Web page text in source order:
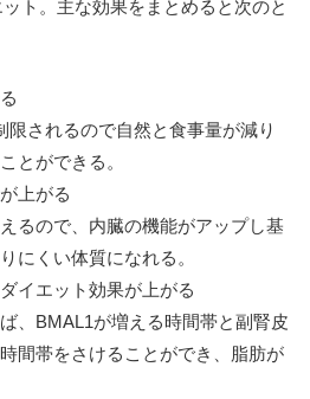
ト。主な効果をまとめると次のと
限されるので自然と食事量が減り
とができる。
上がる
るので、内臓の機能がアップし基
にくい体質になれる。
イエット効果が上がる
、BMAL1が増える時間帯と副腎皮
間帯をさけることができ、脂肪が